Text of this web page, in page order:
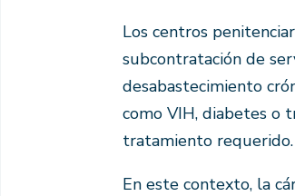
Los centros
subcontratación de
desabastecimiento
como VIH, diabetes o
tratamiento requerido.
En este contexto, la